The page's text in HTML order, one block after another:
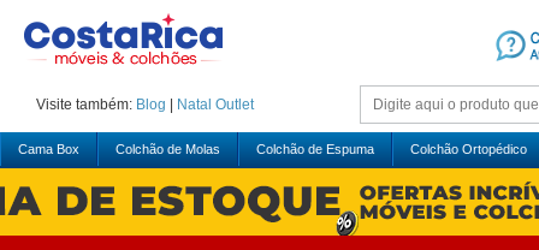
Visite também: Blog Natal Outlet
Cama Box Colchão de Molas Colchão de Espuma Colchão Ortopédico